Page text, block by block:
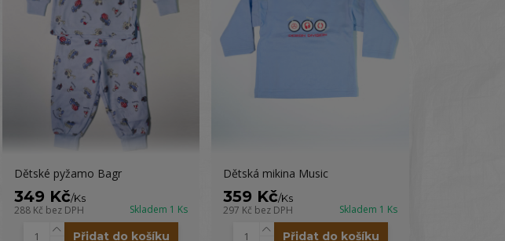
Dětské pyžamo Bagr
349 Kč/Ks
288 Kč bez DPH Skladem 1 Ks
Přidat do košíku
Dětská mikina Music
359 Kč/Ks
297 Kč bez DPH Skladem 1 Ks
Přidat do košíku